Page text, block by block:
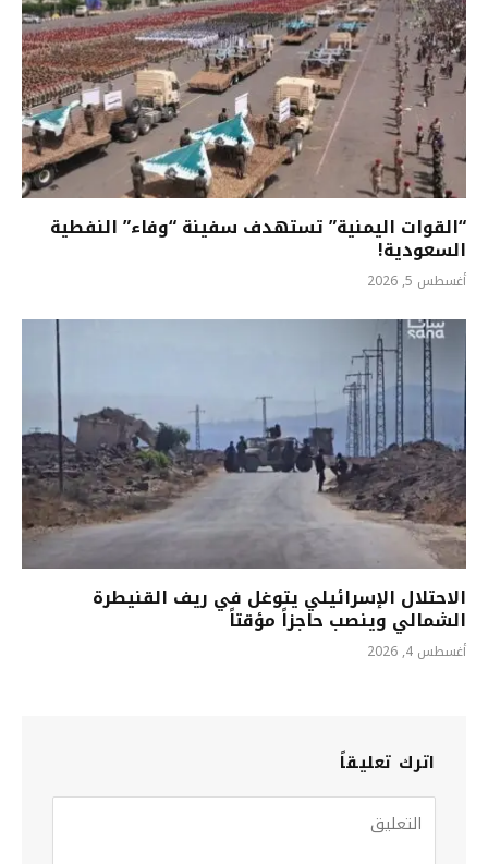
“القوات اليمنية” تستهدف سفينة “وفاء” النفطية
السعودية!
أغسطس 5, 2026
الاحتلال الإسرائيلي يتوغل في ريف القنيطرة
الشمالي وينصب حاجزاً مؤقتاً
أغسطس 4, 2026
اترك تعليقاً